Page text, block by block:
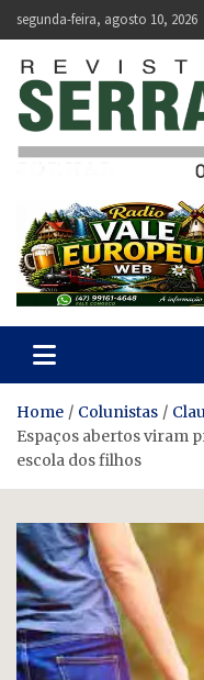
to
content
segunda-feira, agosto 10, 2026
Revista
Home Colunistas
Espaços abertos viram
escola dos filhos